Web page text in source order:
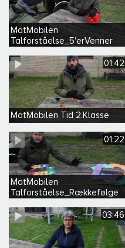
MatMobilen
Talforståelse_5'erVenner
01:42
MatMobilen Tid 2.Klasse
01:22
MatMobilen
Talforståelse_Rækkefølge
03:46